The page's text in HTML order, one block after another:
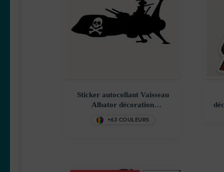
Sticker autocollant Vaisseau
Albator décoration
decostickerstore – BEATGM
+63 COULEURS